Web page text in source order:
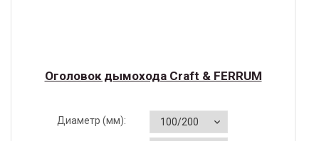
Оголовок дымохода Craft & FERRUM
Диаметр (мм):